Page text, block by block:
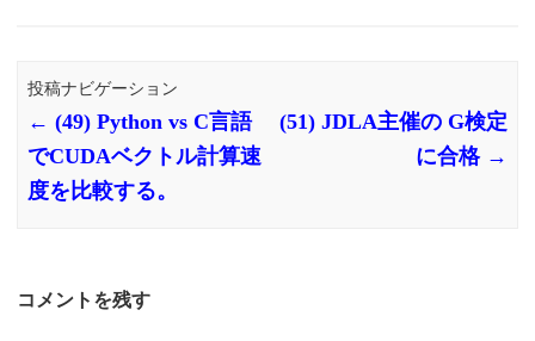
投稿ナビゲーション
← (49) Python vs C言語
でCUDAベクトル計算速
度を比較する。
(51) JDLA主催の G検定
に合格 →
コメントを残す